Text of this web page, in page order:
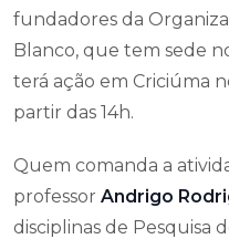
fundadores da
Blanco, que tem sede
terá ação em Criciúma
partir das 14h.
Quem comanda a
professor Andrigo
disciplinas de Pesquisa